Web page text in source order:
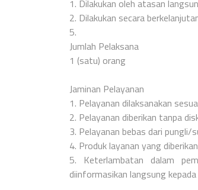
1. Dilakukan oleh atasan
2. Dilakukan secara
5.
Jumlah Pelaksana
1 (satu) orang
Jaminan Pelayanan
1. Pelayanan dilaksanakan
2. Pelayanan diberikan tanpa
3. Pelayanan bebas dari
4. Produk layanan yang
5. Keterlambatan dalam
diinformasikan langsung